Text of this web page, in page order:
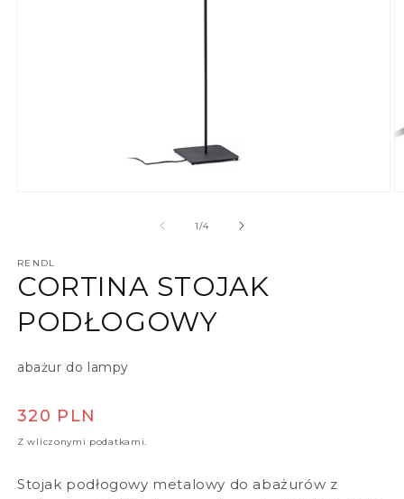
1/z4
RENDL
CORTINA STOJAK
PODŁOGOWY
abażur do lampy
Cena regularna
320 PLN
Z wliczonymi podatkami.
Stojak podłogowy metalowy do abażurów z